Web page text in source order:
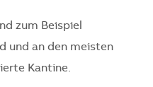
zum Beispiel
und an den meisten
Kantine.